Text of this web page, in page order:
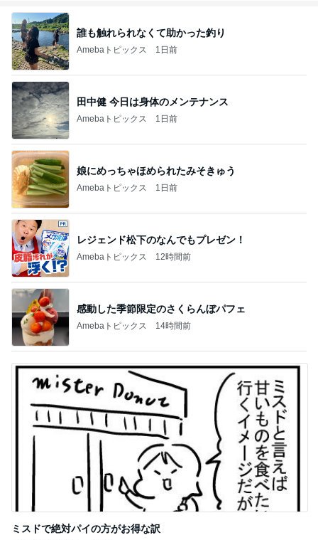
誰も触れられなくて助かった釣り
Amebaトピックス 1日前
田中健 今日は身体のメンテナンス
Amebaトピックス 1日前
娘にめっちゃほめられたみそきゅう
Amebaトピックス 1日前
レジェンド松下のなんでもプレゼン！
Amebaトピックス 12時間前
感動した季節限定のさくらんぼパフェ
Amebaトピックス 14時間前
ミスドで絶対パイの方がお得な訳